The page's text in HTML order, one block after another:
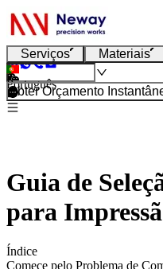
Serviços Materiais
Português
Obter Orçamento
Guia de
para
Índice
Comece pelo Problema de